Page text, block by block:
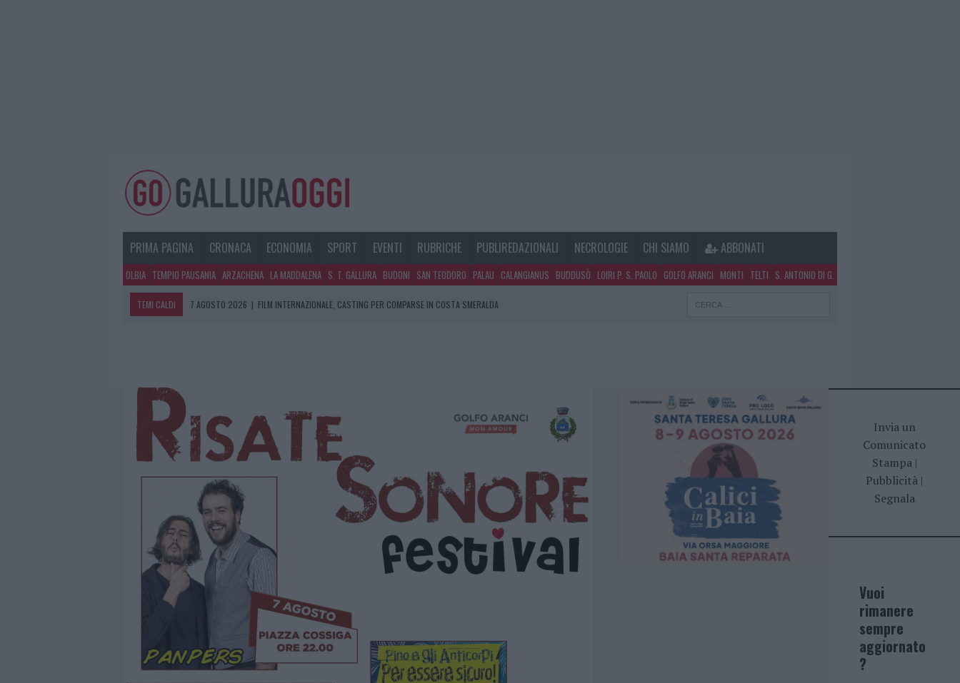
PRIMA PAGINA CRONACA ECONOMIA SPORT EVENTI RUBRICHE PUBLIREDAZIONALI NECROLOGIE CHI SIAMO ABBONATI
OLBIA TEMPIO PAUSANIA ARZACHENA LA MADDALENA S. T. GALLURA BUDONI SAN TEODORO PALAU CALANGIANUS BUDDUSÒ LOIRI P. S. PAOLO GOLFO ARANCI MONTI TELTI S. ANTONIO DI G.
TEMI CALDI 7 AGOSTO 2026 | FILM INTERNAZIONALE, CASTING PER COMPARSE IN COSTA SMERALDA
7 AGOSTO 2026
Invia un
Comunicato
Stampa|
Pubblicità |
Segnala
Vuoi
rimanere
sempre
aggiornato
?